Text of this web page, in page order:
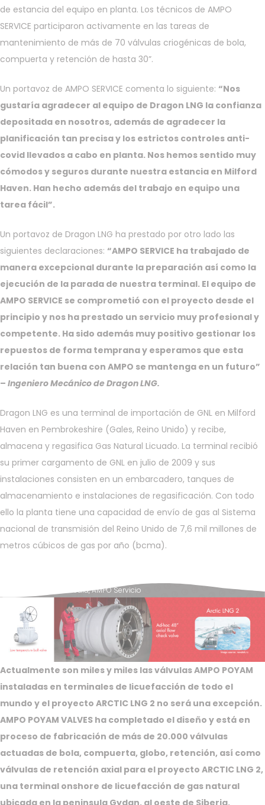
de estancia del equipo en planta. Los técnicos de AMPO
SERVICE participaron activamente en las tareas de
mantenimiento de más de 70 válvulas criogénicas de bola,
compuerta y retención de hasta 30”.
Un portavoz de AMPO SERVICE comenta lo siguiente: “Nos
gustaría agradecer al equipo de Dragon LNG la confianza
depositada en nosotros, además de agradecer la
planificación tan precisa y los estrictos controles anti-
covid llevados a cabo en planta. Nos hemos sentido muy
cómodos y seguros durante nuestra estancia en Milford
Haven. Han hecho además del trabajo en equipo una
tarea fácil”.
Un portavoz de Dragon LNG ha prestado por otro lado las
siguientes declaraciones: “AMPO SERVICE ha trabajado de
manera excepcional durante la preparación así como la
ejecución de la parada de nuestra terminal. El equipo de
AMPO SERVICE se comprometió con el proyecto desde el
principio y nos ha prestado un servicio muy profesional y
competente. Ha sido además muy positivo gestionar los
repuestos de forma temprana y esperamos que esta
relación tan buena con AMPO se mantenga en un futuro”
– Ingeniero Mecánico de Dragon LNG.
Dragon LNG es una terminal de importación de GNL en Milford
Haven en Pembrokeshire (Gales, Reino Unido) y recibe,
almacena y regasifica Gas Natural Licuado. La terminal recibió
su primer cargamento de GNL en julio de 2009 y sus
instalaciones consisten en un embarcadero, tanques de
almacenamiento e instalaciones de regasificación. Con todo
ello la planta tiene una capacidad de envío de gas al Sistema
nacional de transmisión del Reino Unido de 7,6 mil millones de
metros cúbicos de gas por año (bcma).
News & Media,AMPO Servicio
Actualmente son miles y miles las válvulas AMPO POYAM
instaladas en terminales de licuefacción de todo el
mundo y el proyecto ARCTIC LNG 2 no será una excepción.
AMPO POYAM VALVES ha completado el diseño y está en
proceso de fabricación de más de 20.000 válvulas
actuadas de bola, compuerta, globo, retención, así como
válvulas de retención axial para el proyecto ARCTIC LNG 2,
una terminal onshore de licuefacción de gas natural